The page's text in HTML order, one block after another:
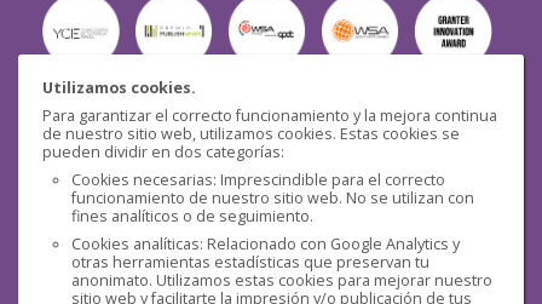
Utilizamos cookies.
Para garantizar el correcto funcionamiento y la mejora continua
de nuestro sitio web, utilizamos cookies. Estas cookies se
pueden dividir en dos categorías:
Cookies necesarias: Imprescindible para el correcto
funcionamiento de nuestro sitio web. No se utilizan con
fines analíticos o de seguimiento.
Cookies analíticas: Relacionado con Google Analytics y
otras herramientas estadísticas que preservan tu
anonimato. Utilizamos estas cookies para mejorar nuestro
sitio web y facilitarte la impresión y/o publicación de tus
Seguridad
Redes sociales